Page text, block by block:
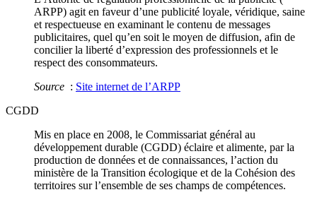
ARPP) agit en faveur d’une publicité loyale, véridique, saine
et respectueuse en examinant le contenu de messages
publicitaires, quel qu’en soit le moyen de diffusion, afin de
concilier la liberté d’expression des professionnels et le
respect des consommateurs.
Source : Site internet de l’ARPP
CGDD
Mis en place en 2008, le Commissariat général au
développement durable (CGDD) éclaire et alimente, par la
production de données et de connaissances, l’action du
ministère de la Transition écologique et de la Cohésion des
territoires sur l’ensemble de ses champs de compétences.